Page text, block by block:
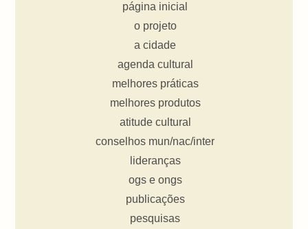
página inicial
o projeto
a cidade
agenda cultural
melhores práticas
melhores produtos
atitude cultural
conselhos mun/nac/inter
lideranças
ogs e ongs
publicações
pesquisas